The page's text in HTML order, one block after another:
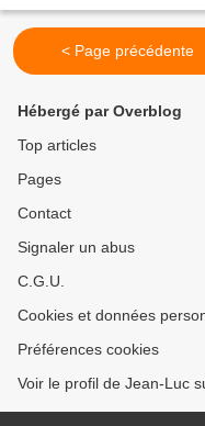
< Page précédente
Hébergé par Overblog
Top articles
Pages
Contact
Signaler un abus
C.G.U.
Cookies et données
Préférences cookies
Voir le profil de Jean-Luc